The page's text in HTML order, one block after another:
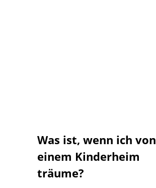
Was ist, wenn ich von
einem Kinderheim
träume?